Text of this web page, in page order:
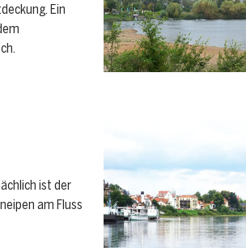
Ein
ist der
am Fluss